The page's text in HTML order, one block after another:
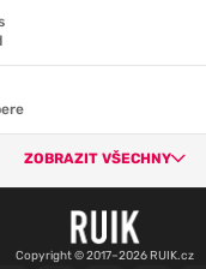
ZOBRAZIT VŠECHNY
Copyright © 2017–2026 RUIK.cz